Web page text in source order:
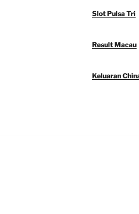
Slot Pulsa Tri
Result Macau
Keluaran